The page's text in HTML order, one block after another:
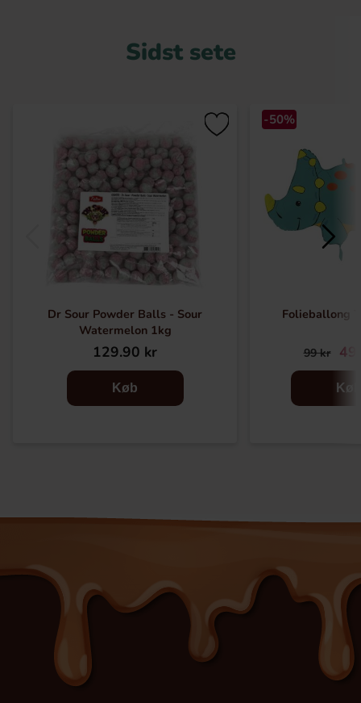
Sidst sete
Dr Sour Powder Balls - Sour
Watermelon 1kg
129.90 kr
Køb
-50%
Folieballong
99 kr
Køb